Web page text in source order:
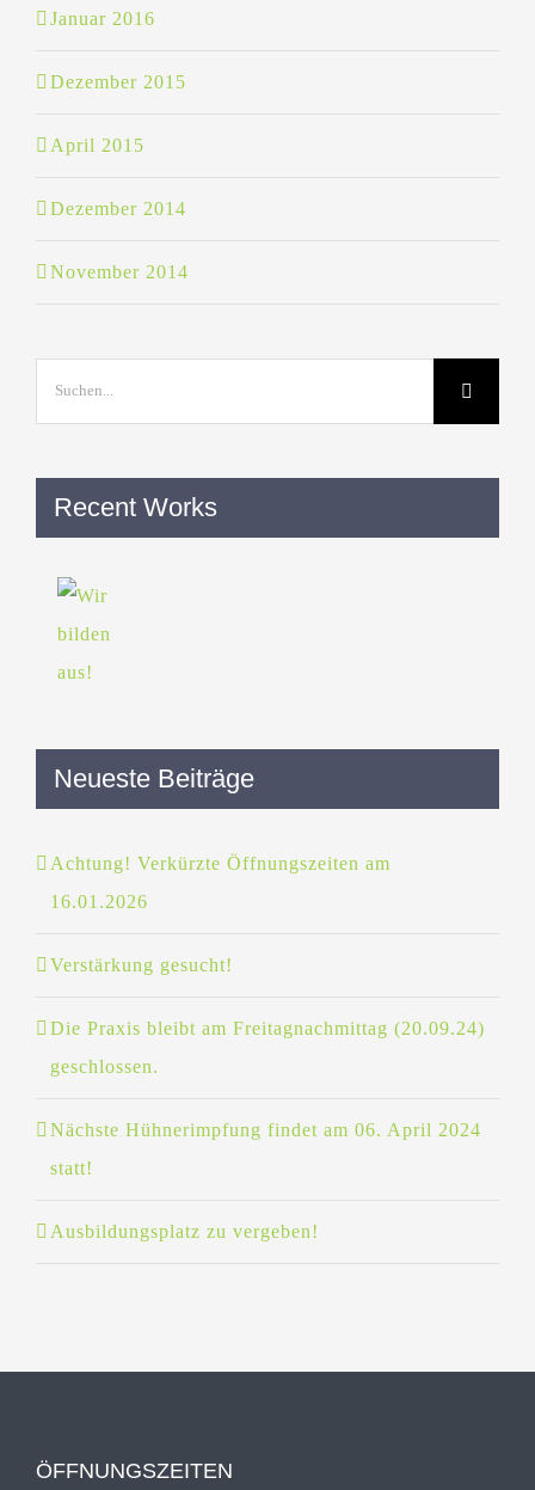
Januar 2016
Dezember 2015
April 2015
Dezember 2014
November 2014
Recent Works
Neueste Beiträge
Achtung! Verkürzte Öffnungszeiten am
16.01.2026
Verstärkung gesucht!
Die Praxis bleibt am Freitagnachmittag (20.09.24)
geschlossen.
Nächste Hühnerimpfung findet am 06. April 2024
statt!
Ausbildungsplatz zu vergeben!
ÖFFNUNGSZEITEN